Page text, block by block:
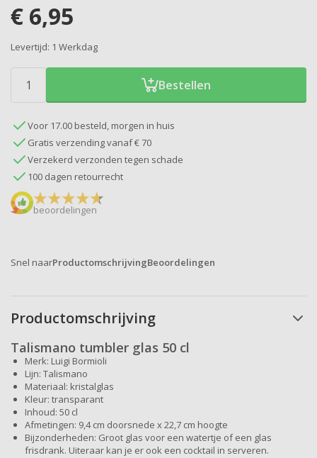
€ 6,95
Levertijd: 1 Werkdag
Bestellen
Voor 17.00 besteld, morgen in huis
Gratis verzending vanaf € 70
Verzekerd verzonden tegen schade
100 dagen retourrecht
beoordelingen
Snel naarProductomschrijvingBeoordelingen
Productomschrijving
Talismano tumbler glas 50 cl
Merk: Luigi Bormioli
Lijn: Talismano
Materiaal: kristalglas
Kleur: transparant
Inhoud: 50 cl
Afmetingen: 9,4 cm doorsnede x 22,7 cm hoogte
Bijzonderheden: Groot glas voor een watertje of een glas
frisdrank. Uiteraar kan je er ook een cocktail in serveren.